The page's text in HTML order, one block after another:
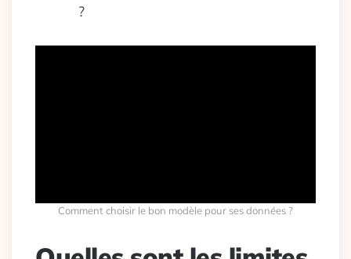
?
Comment choisir le bon modèle pour ses données ?